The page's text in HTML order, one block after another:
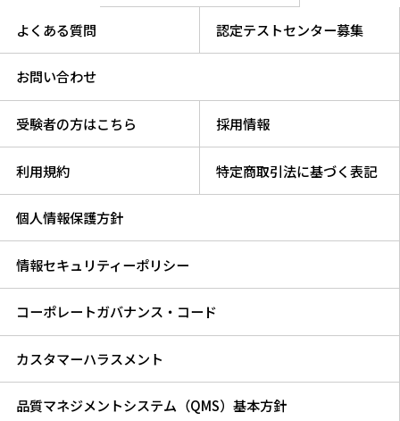
よくある質問 認定テストセンター募集
お問い合わせ
受験者の方はこちら 採用情報
利用規約 特定商取引法に基づく表記
個人情報保護方針
情報セキュリティーポリシー
コーポレートガバナンス・コード
カスタマーハラスメント
品質マネジメントシステム（QMS）基本方針